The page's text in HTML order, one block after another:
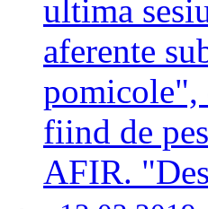
ultima
aferente
fiind de
AFIR.